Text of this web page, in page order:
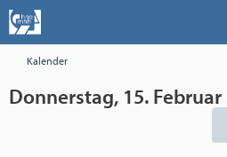
Kalender
Donnerstag, 15. Februar